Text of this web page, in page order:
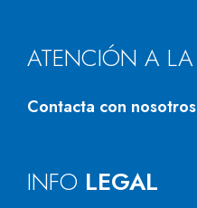
ATENCIÓN A LA
Contacta con nosotros
INFO LEGAL